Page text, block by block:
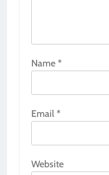
Name *
Email *
Website